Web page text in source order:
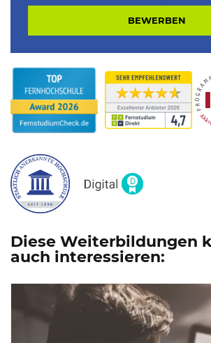
BEWERBEN
Diese Weiterbildungen
auch interessieren: